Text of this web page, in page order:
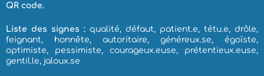
QR code.
Liste des signes : qualité, défaut, patient.e, tétu.e, drôle,
feignant, honnête, autoritaire, généreux.se, égoïste,
optimiste, pessimiste, courageux.euse, prétentieux.euse,
gentil.le, jaloux.se